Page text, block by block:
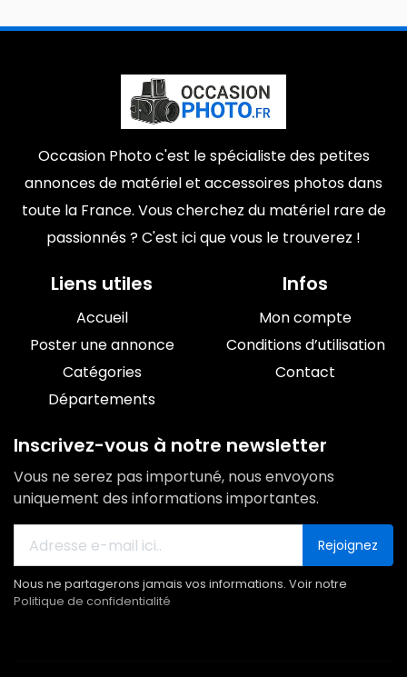
Occasion Photo c'est le spécialiste des petites
annonces de matériel et accessoires photos dans
toute la France. Vous cherchez du matériel rare de
passionnés ? C'est ici que vous le trouverez !
Liens utiles
Accueil
Poster une annonce
Catégories
Départements
Infos
Mon compte
Conditions d’utilisation
Contact
Inscrivez-vous à notre newsletter
Vous ne serez pas importuné, nous envoyons
uniquement des informations importantes.
Rejoignez
Nous ne partagerons jamais vos informations. Voir notre
Politique de confidentialité